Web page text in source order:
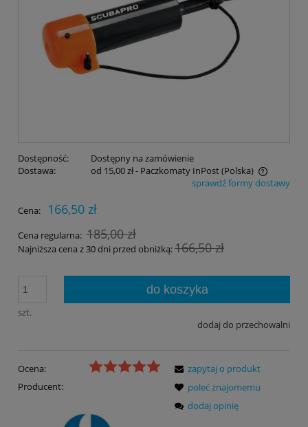
Dostępność:
Dostępny na zamówienie
Dostawa:
od 15,00 zł- Paczkomaty InPost(Polska)
Cena nie zawiera ewentualnych kosztów płatnościsprawdź formy dostawy
Cena: 166,50 zł
Cena regularna: 185,00 zł
Najniższa cena z 30 dni przed obniżką:166,50 zł
szt.
do koszyka
dodaj do przechowalni
Ocena:
Producent:
zapytaj o produkt
poleć znajomemu
dodaj opinię